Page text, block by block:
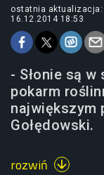
ostatnia aktualizacja:
16.12.2014 18:53
- Słonie są
pokarm
największym
Gołędowski.
rozwiń 